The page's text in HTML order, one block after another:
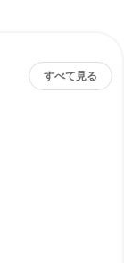
すべて見る